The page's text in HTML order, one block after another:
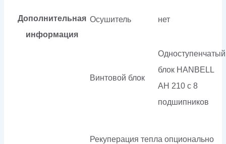
Дополнительная
информация
Осушитель нет
Винтовой блок
Одноступенчатый
блок HANBELL
AH 210 с 8
подшипников
Рекуперация тепла опционально